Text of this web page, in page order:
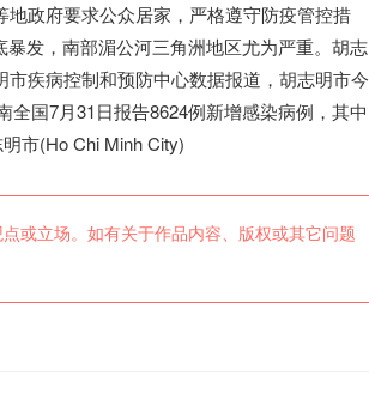
政府要求公众居家，严格遵守防疫管控措
发，南部湄公河三角洲地区尤为严重。胡志
市疾病控制和预防中心数据报道，胡志明市今
全国7月31日报告8624例新增感染病例，其中
市(Ho Chi Minh City)
点或立场。如有关于作品内容、版权或其它问题